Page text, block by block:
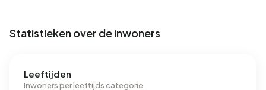
Sint Annaparochie. Afgelopen jaar zijn er geen woningen
Sint Annaparochie.
Statistieken over de inwoners
Leeftijden
Inwoners per leeftijds categorie